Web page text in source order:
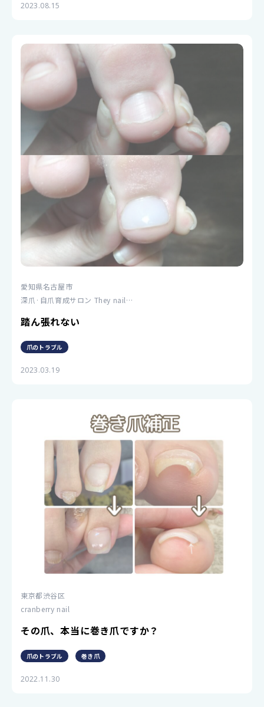
2023.08.15
愛知県名古屋市
深爪·自爪育成サロン They nail…
踏ん張れない
爪のトラブル
2023.03.19
東京都渋谷区
cranberry nail
その爪、本当に巻き爪ですか？
爪のトラブル 巻き爪
2022.11.30